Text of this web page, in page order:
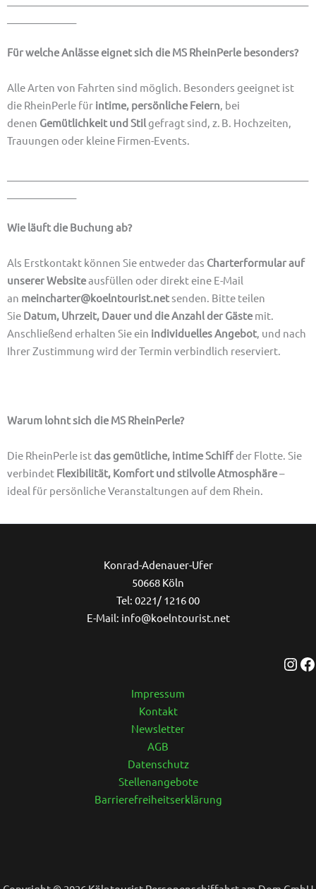
Für welche Anlässe eignet sich die MS RheinPerle besonders?
Alle Arten von Fahrten sind möglich. Besonders geeignet ist
die RheinPerle für intime, persönliche Feiern, bei
denen Gemütlichkeit und Stilgefragt sind, z. B. Hochzeiten,
Trauungen oder kleine Firmen-Events.
Wie läuft die Buchung ab?
Als Erstkontakt können Sie entweder das Charterformular auf
unserer Websiteausfüllen oder direkt eine E-Mail
an meincharter@koelntourist.net senden. Bitte teilen
Sie Datum, Uhrzeit, Dauer und die Anzahl der Gäste mit.
Anschließend erhalten Sie ein individuelles Angebot, und nach
Ihrer Zustimmung wird der Termin verbindlich reserviert.
Warum lohnt sich die MS RheinPerle?
Die RheinPerle istdas gemütliche, intime Schiffder Flotte. Sie
verbindet Flexibilität, Komfort und stilvolle Atmosphäre–
ideal für persönliche Veranstaltungen auf dem Rhein.
Konrad-Adenauer-Ufer
50668 Köln
Tel: 0221/ 1216 00
E-Mail: info@koelntourist.net
Impressum
Kontakt
Newsletter
AGB
Datenschutz
Stellenangebote
Barrierefreiheitserklärung